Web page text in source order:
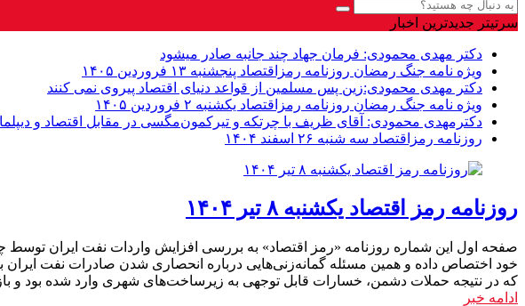
سرتیتر جدیدترین اخبار
دکتر مهدى محمودى: فرمان جهاد چند جانبه صادر میشود
ویژه نامه جنگ رمضان روزنامه رمزاقتصاد پنجشنبه ۱۳ فروردین ۱۴۰۵
دکتر مهدی محمودی:زین پس مسلمین از قواعد دنیاى اقتصاد پیروى نمی کنند
ویژه نامه جنگ رمضان روزنامه رمزاقتصاد یکشنبه ۲ فروردین ۱۴۰۵
دکترمهدى محمودى: آقای ظریف با چرتکه و تیرکمون‌مگسی در مقابل اقتصاد و
روزنامه رمزاقتصاد سه شنبه ۲۶ اسفند ۱۴۰۴
روزنامه رمز اقتصاد یکشنبه ۸ تیر ۱۴۰۴
خود اختصاص داده و همین مسئله گمانه‌زنی‌هایی درباره انحصاری شدن صادرات نفت
که در نتیجه حملات دشمن، خسارات قابل توجهی به زیرساخت‌های شهری وارد شده بود و
ادامه خبر